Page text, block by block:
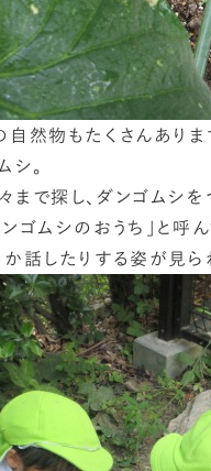
然物もたくさんありま
。
で探し、ダンゴムシを
ゴムシのおうち」と呼
話したりする姿が見ら